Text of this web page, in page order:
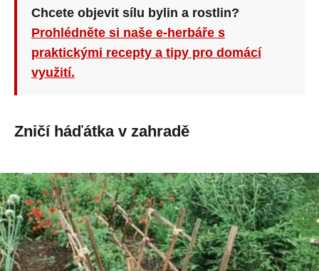
Chcete objevit sílu bylin a rostlin?
Prohlédněte si naše e-herbáře s
praktickými recepty a tipy pro domácí
využití.
Zničí háďátka v zahradě